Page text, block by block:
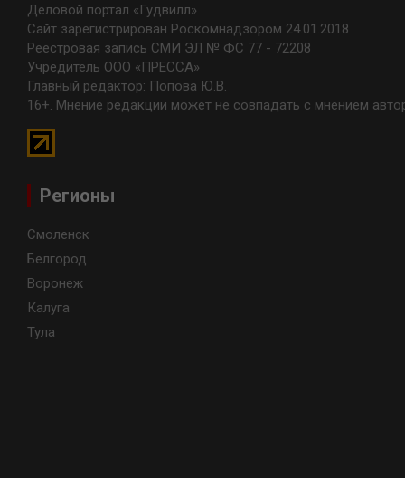
Деловой портал «Гудвилл»
Сайт зарегистрирован Роскомнадзором 24.01.2018
Реестровая запись СМИ ЭЛ № ФС 77 - 72208
Учредитель ООО «ПРЕССА»
Главный редактор: Попова Ю.В.
16+. Мнение редакции может не совпадать с мнением
Регионы
Смоленск
Белгород
Воронеж
Калуга
Тула